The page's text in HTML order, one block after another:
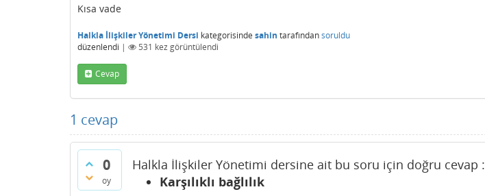
Kısa vade
Halkla İlişkiler Yönetimi Dersi kategorisinde sahin tarafındansoruldu
düzenlendi | 531 kez görüntülendi
Cevap
1 cevap
0
oy
Halkla İlişkiler Yönetimi dersine ait bu soru için doğru cevap :
Karşılıklı bağlılık